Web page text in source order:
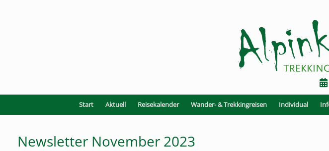
Start Aktuell Reisekalender Wander- & Trekkingreisen Individual
Newsletter November 2023